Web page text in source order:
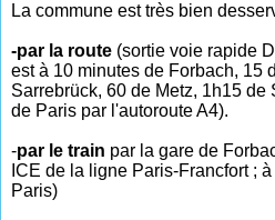
La commune est très bien
-par la route (sortie voie rapide
est à 10 minutes de Forbach, 15
Sarrebrück, 60 de Metz, 1h15 de
de Paris par l'autoroute A4).
-par le train par la gare de
ICE de la ligne Paris-Francfort ;
Paris)